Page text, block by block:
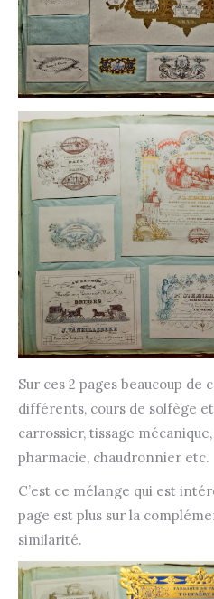
Sur ces 2 pages beaucoup de
différents, cours de solfège
carrossier, tissage
pharmacie, chaudronnier etc.
C’est ce mélange qui est
page est plus sur la
similarité.